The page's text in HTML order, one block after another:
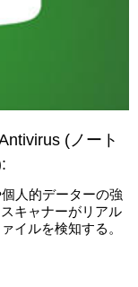
(ノート
:
人的データーの強
キャナーがリアル
イルを検知する。